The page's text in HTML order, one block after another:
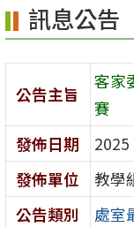
容
區
訊息公告
公告主旨
客家
賽
發佈日期
2025
發佈單位
教學
公告類別
處室